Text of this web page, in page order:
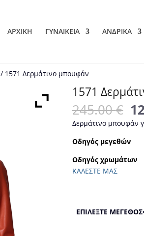
ΑΡΧΙΚΗ ΓΥΝΑΙΚΕΙΑ ΑΝΔΡΙΚΑ
/ 1571 Δερμάτινο μπουφάν
1571
245.00€
Δερμάτινο μπουφάν
Οδηγός μεγεθών
Οδηγός χρωμάτων
ΚΑΛΕΣΤΕ ΜΑΣ
ΕΠΙΛΕΞΤΕ